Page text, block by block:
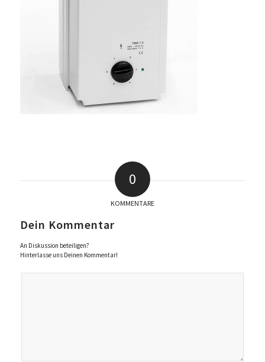
0
KOMMENTARE
Dein Kommentar
An Diskussion beteiligen?
Hinterlasse uns Deinen Kommentar!